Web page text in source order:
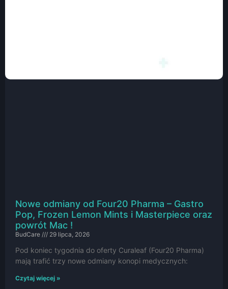
Nowe odmiany od Four20 Pharma – Gastro
Pop, Frozen Lemon Mints i Masterpiece oraz
powrót Mac !
BudCare 29 lipca, 2026
Pod koniec tygodnia do oferty Curaleaf (Four20 Pharma)
mają trafić trzy nowe odmiany konopi medycznych:
Czytaj więcej »